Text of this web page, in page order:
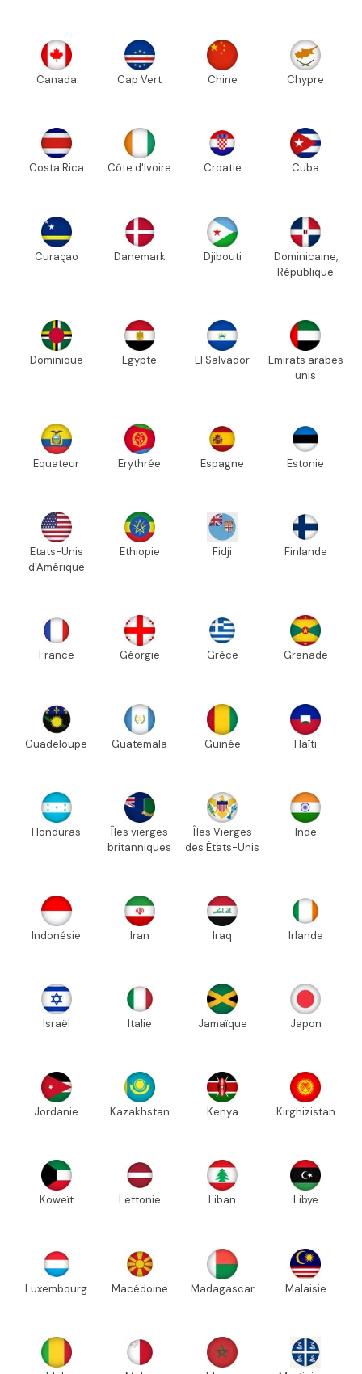
Canada Cap Vert Chine Chypre
Costa Rica Côte d'Ivoire Croatie Cuba
Curaçao Danemark Djibouti
Dominicaine,
République
Dominique Egypte El Salvador
Emirats arabes
unis
Equateur Erythrée Espagne Estonie
Etats-Unis
d'Amérique
Ethiopie Fidji Finlande
France Géorgie Grèce Grenade
Guadeloupe Guatemala Guinée Haïti
Honduras
Îles vierges
britanniques
Îles Vierges
des États-Unis
Inde
Indonésie Iran Iraq Irlande
Israël Italie Jamaïque Japon
Jordanie Kazakhstan Kenya Kirghizistan
Koweït Lettonie Liban Libye
Luxembourg Macédoine Madagascar Malaisie